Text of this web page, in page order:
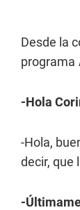
Desde la
programa
-Hola
-Hola,
decir, que
-